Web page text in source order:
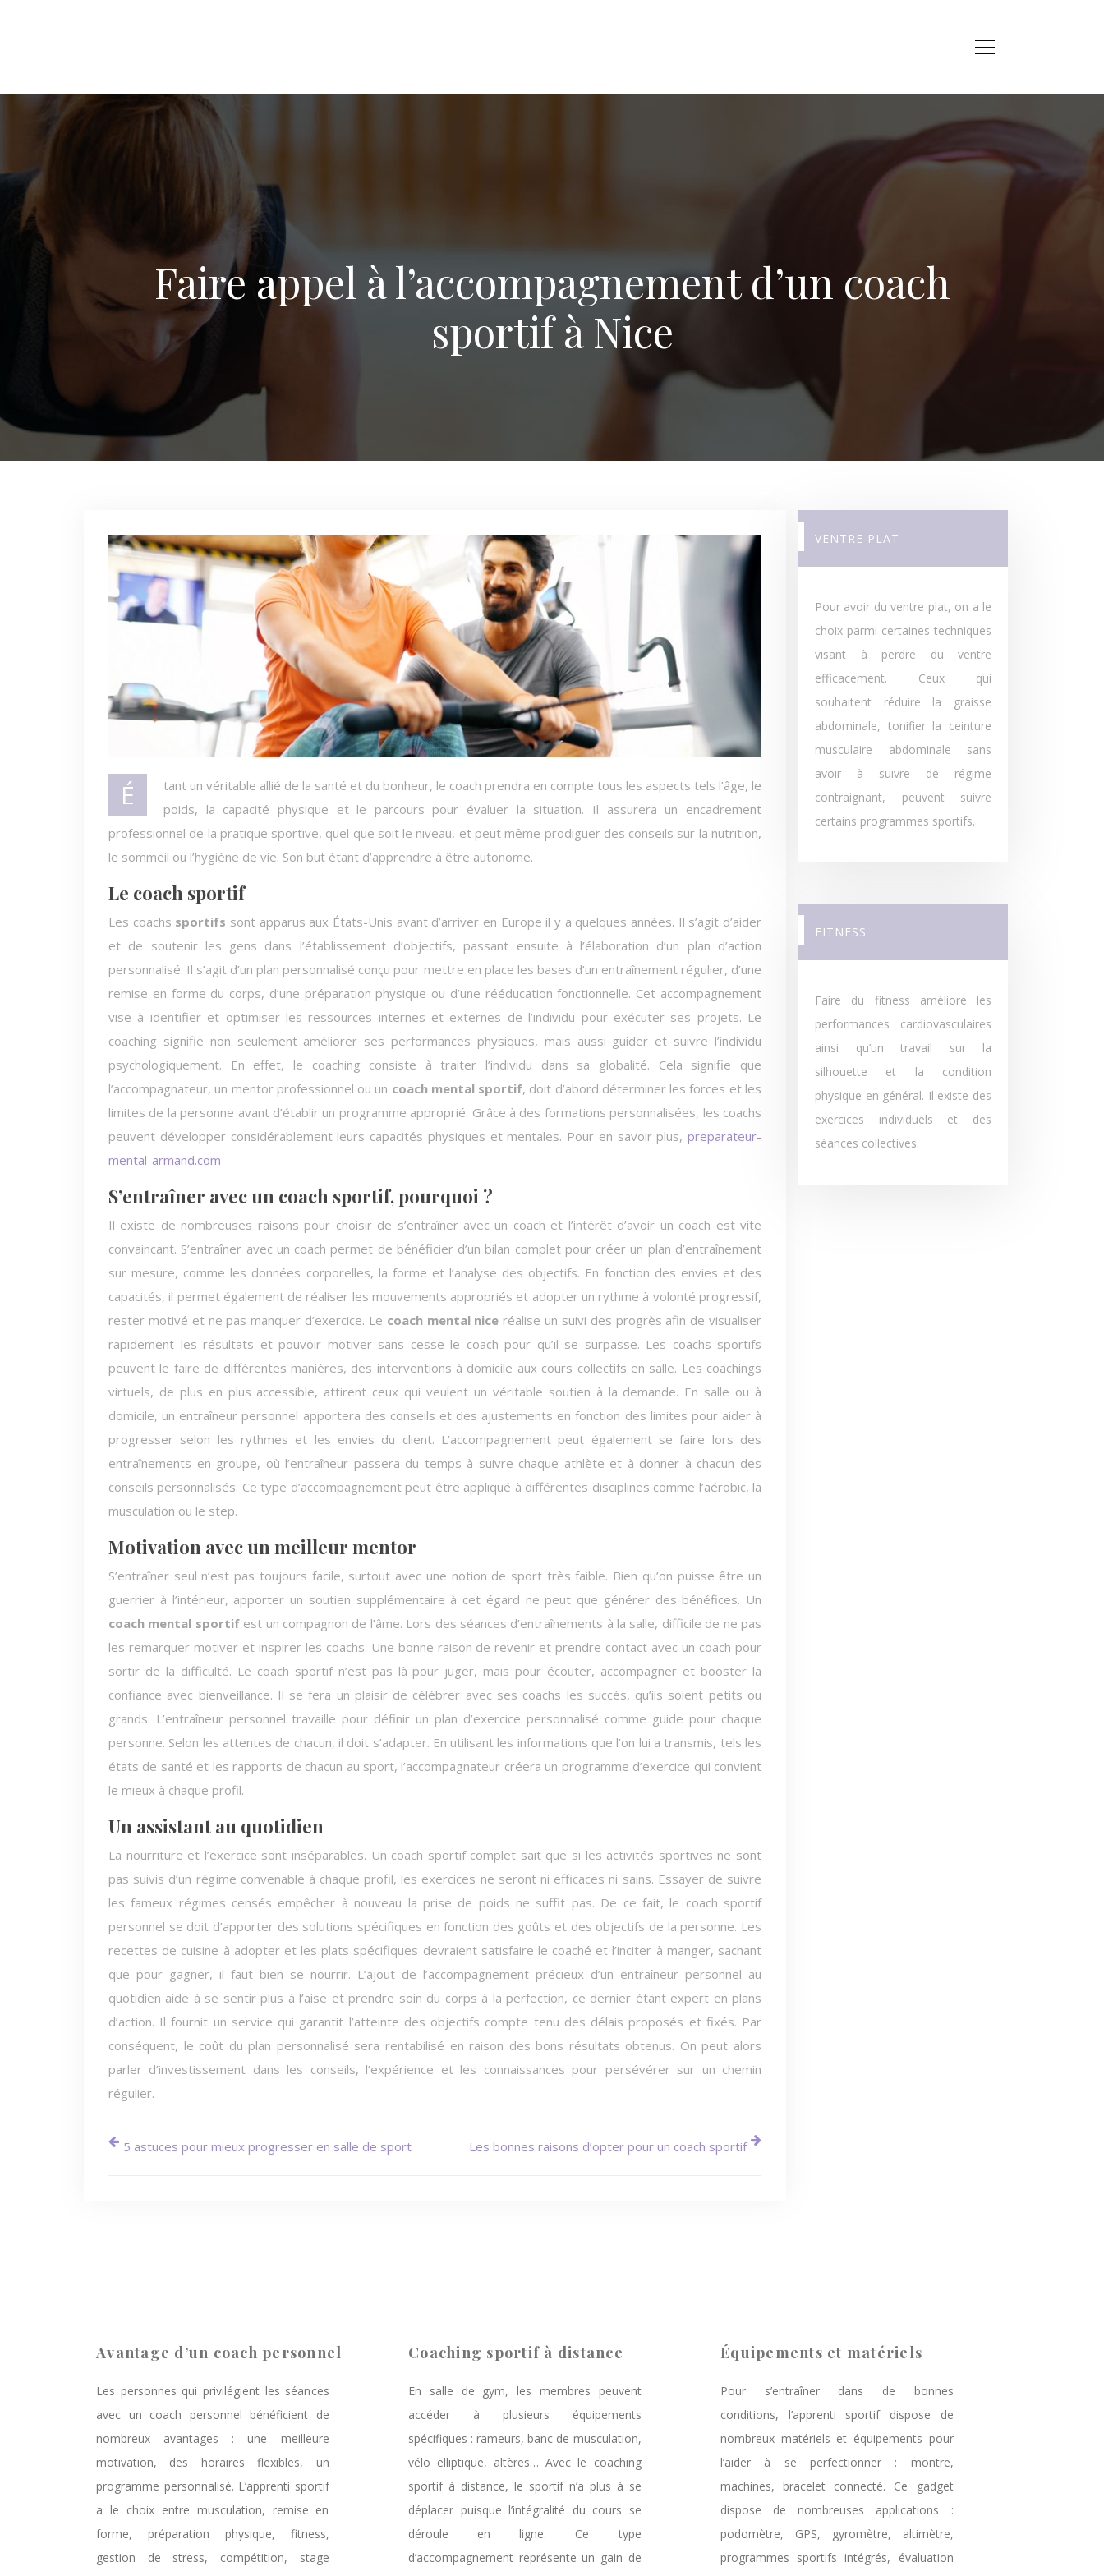
Faire appel à l’accompagnement d’un coach
sportif à Nice
Étant un véritable allié de la santé et du bonheur, le coach prendra en compte tous les aspects tels l’âge, le
poids, la capacité physique et le parcours pour évaluer la situation. Il assurera un encadrement
professionnel de la pratique sportive, quel que soit le niveau, et peut même prodiguer des conseils sur la nutrition,
le sommeil ou l’hygiène de vie. Son but étant d’apprendre à être autonome.
Le coach sportif
Les coachs sportifs sont apparus aux États-Unis avant d’arriver en Europe il y a quelques années. Il s’agit d’aider
et de soutenir les gens dans l’établissement d’objectifs, passant ensuite à l’élaboration d’un plan d’action
personnalisé. Il s’agit d’un plan personnalisé conçu pour mettre en place les bases d’un entraînement régulier, d’une
remise en forme du corps, d’une préparation physique ou d’une rééducation fonctionnelle. Cet accompagnement
vise à identifier et optimiser les ressources internes et externes de l’individu pour exécuter ses projets. Le
coaching signifie non seulement améliorer ses performances physiques, mais aussi guider et suivre l’individu
psychologiquement. En effet, le coaching consiste à traiter l’individu dans sa globalité. Cela signifie que
l’accompagnateur, un mentor professionnel ou un coach mental sportif, doit d’abord déterminer les forces et les
limites de la personne avant d’établir un programme approprié. Grâce à des formations personnalisées, les coachs
peuvent développer considérablement leurs capacités physiques et mentales. Pour en savoir plus, preparateur-
mental-armand.com
S’entraîner avec un coach sportif, pourquoi ?
Il existe de nombreuses raisons pour choisir de s’entraîner avec un coach et l’intérêt d’avoir un coach est vite
convaincant. S’entraîner avec un coach permet de bénéficier d’un bilan complet pour créer un plan d’entraînement
sur mesure, comme les données corporelles, la forme et l’analyse des objectifs. En fonction des envies et des
capacités, il permet également de réaliser les mouvements appropriés et adopter un rythme à volonté progressif,
rester motivé et ne pas manquer d’exercice. Le coach mental nice réalise un suivi des progrès afin de visualiser
rapidement les résultats et pouvoir motiver sans cesse le coach pour qu’il se surpasse. Les coachs sportifs
peuvent le faire de différentes manières, des interventions à domicile aux cours collectifs en salle. Les coachings
virtuels, de plus en plus accessible, attirent ceux qui veulent un véritable soutien à la demande. En salle ou à
domicile, un entraîneur personnel apportera des conseils et des ajustements en fonction des limites pour aider à
progresser selon les rythmes et les envies du client. L’accompagnement peut également se faire lors des
entraînements en groupe, où l’entraîneur passera du temps à suivre chaque athlète et à donner à chacun des
conseils personnalisés. Ce type d’accompagnement peut être appliqué à différentes disciplines comme l’aérobic, la
musculation ou le step.
Motivation avec un meilleur mentor
S’entraîner seul n’est pas toujours facile, surtout avec une notion de sport très faible. Bien qu’on puisse être un
guerrier à l’intérieur, apporter un soutien supplémentaire à cet égard ne peut que générer des bénéfices. Un
coach mental sportifest un compagnon de l’âme. Lors des séances d’entraînements à la salle, difficile de ne pas
les remarquer motiver et inspirer les coachs. Une bonne raison de revenir et prendre contact avec un coach pour
sortir de la difficulté. Le coach sportif n’est pas là pour juger, mais pour écouter, accompagner et booster la
confiance avec bienveillance. Il se fera un plaisir de célébrer avec ses coachs les succès, qu’ils soient petits ou
grands. L’entraîneur personnel travaille pour définir un plan d’exercice personnalisé comme guide pour chaque
personne. Selon les attentes de chacun, il doit s’adapter. En utilisant les informations que l’on lui a transmis, tels les
états de santé et les rapports de chacun au sport, l’accompagnateur créera un programme d’exercice qui convient
le mieux à chaque profil.
Un assistant au quotidien
La nourriture et l’exercice sont inséparables. Un coach sportif complet sait que si les activités sportives ne sont
pas suivis d’un régime convenable à chaque profil, les exercices ne seront ni efficaces ni sains. Essayer de suivre
les fameux régimes censés empêcher à nouveau la prise de poids ne suffit pas. De ce fait, le coach sportif
personnel se doit d’apporter des solutions spécifiques en fonction des goûts et des objectifs de la personne. Les
recettes de cuisine à adopter et les plats spécifiques devraient satisfaire le coaché et l’inciter à manger, sachant
que pour gagner, il faut bien se nourrir. L’ajout de l’accompagnement précieux d’un entraîneur personnel au
quotidien aide à se sentir plus à l’aise et prendre soin du corps à la perfection, ce dernier étant expert en plans
d’action. Il fournit un service qui garantit l’atteinte des objectifs compte tenu des délais proposés et fixés. Par
conséquent, le coût du plan personnalisé sera rentabilisé en raison des bons résultats obtenus. On peut alors
parler d’investissement dans les conseils, l’expérience et les connaissances pour persévérer sur un chemin
régulier.
5 astuces pour mieux progresser en salle de sport Les bonnes raisons d’opter pour un coach sportif
VENTRE PLAT
Pour avoir du ventre plat, on a le
choix parmi certaines techniques
visant à perdre du ventre
efficacement. Ceux qui
souhaitent réduire la graisse
abdominale, tonifier la ceinture
musculaire abdominale sans
avoir à suivre de régime
contraignant, peuvent suivre
certains programmes sportifs.
FITNESS
Faire du fitness améliore les
performances cardiovasculaires
ainsi qu’un travail sur la
silhouette et la condition
physique en général. Il existe des
exercices individuels et des
séances collectives.
Avantage d’un coach personnel
Les personnes qui privilégient les séances
avec un coach personnel bénéficient de
nombreux avantages : une meilleure
motivation, des horaires flexibles, un
programme personnalisé. L’apprenti sportif
a le choix entre musculation, remise en
forme, préparation physique, fitness,
gestion de stress, compétition, stage
Coaching sportif à distance
En salle de gym, les membres peuvent
accéder à plusieurs équipements
spécifiques : rameurs, banc de musculation,
vélo elliptique, altères… Avec le coaching
sportif à distance, le sportif n’a plus à se
déplacer puisque l’intégralité du cours se
déroule en ligne. Ce type
d’accompagnement représente un gain de
Équipements et matériels
Pour s’entraîner dans de bonnes
conditions, l’apprenti sportif dispose de
nombreux matériels et équipements pour
l’aider à se perfectionner : montre,
machines, bracelet connecté. Ce gadget
dispose de nombreuses applications :
podomètre, GPS, gyromètre, altimètre,
programmes sportifs intégrés, évaluation